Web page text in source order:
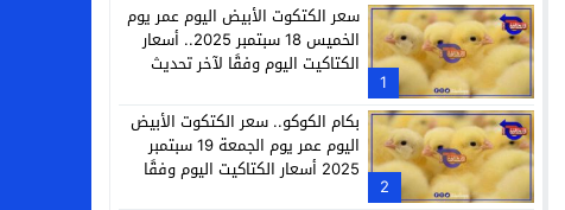
1
سعر الكتكوت الأبيض اليوم عمر يوم
الخميس 18 سبتمبر 2025.. أسعار
الكتاكيت اليوم وفقًا لآخر تحديث
2
بكام الكوكو.. سعر الكتكوت الأبيض
اليوم عمر يوم الجمعة 19 سبتمبر
2025 أسعار الكتاكيت اليوم وفقًا